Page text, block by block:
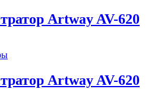
Artway AV-620
Artway AV-620